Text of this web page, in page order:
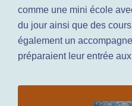
comme une mini école
du jour ainsi que des
également un
préparaient leur entrée